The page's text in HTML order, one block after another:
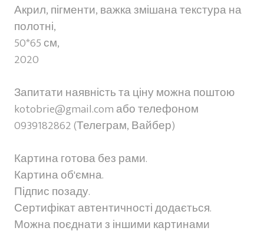
Акрил, пігменти, важка змішана текстура на
полотні,
50*65 см,
2020
Запитати наявність та ціну можна поштою
kotobrie@gmail.com або телефоном
0939182862 (Телеграм, Вайбер)
Картина готова без рами.
Картина об'ємна.
Підпис позаду.
Сертифікат автентичності додається.
Можна поєднати з іншими картинами